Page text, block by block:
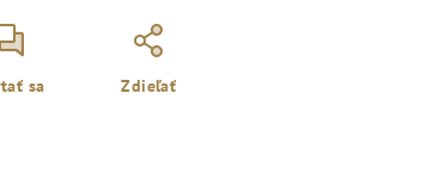
sa Zdieľať